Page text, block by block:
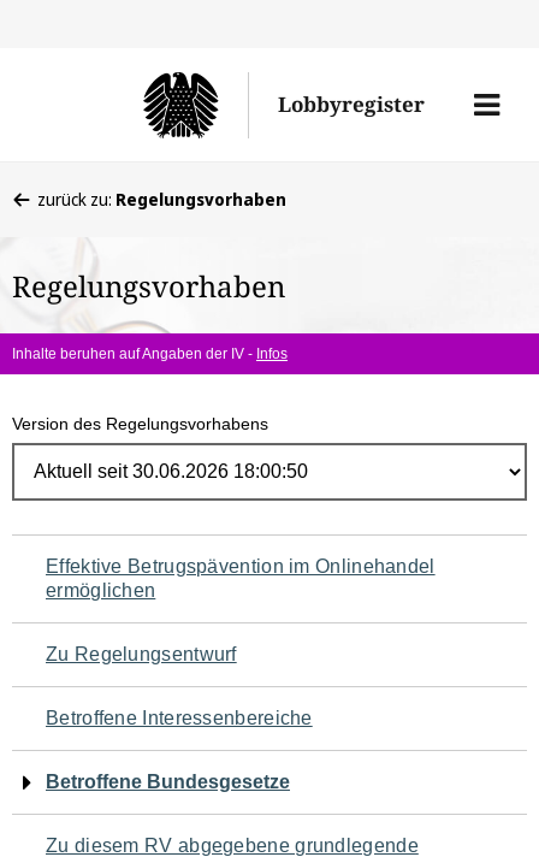
Lobbyregister
Menü
befinden
hier:
zurück zu: Regelungsvorhaben
Regelungsvorhaben
Inhalte beruhen auf Angaben der IV - Infos
Version des Regelungsvorhabens
Navigation
für
den
Seiteninhalt
Effektive Betrugspävention im Onlinehandel
ermöglichen
Zu Regelungsentwurf
Betroffene Interessenbereiche
Betroffene Bundesgesetze
Zu diesem RV abgegebene grundlegende